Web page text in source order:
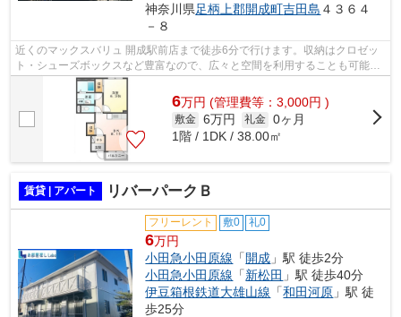
神奈川県足柄上郡開成町吉田島 ４３６４
－８
近くのマックスバリュ 開成駅前店まで徒歩6分で行けます。収納はクロゼッ
ト・シューズボックスなど豊富なので、広々と空間を利用することも可能で
す。室内設備は浴室乾燥機・洗面所独...
6万円 (管理費等：3,000円 )
敷金 6万円 礼金 0ヶ月
1階 / 1DK / 38.00㎡
賃貸 | アパート リバーパークＢ
フリーレント 敷0 礼0
6万円
小田急小田原線 「開成 」駅 徒歩2分
小田急小田原線 「新松田 」駅 徒歩40分
伊豆箱根鉄道大雄山線 「和田河原 」駅 徒
歩25分